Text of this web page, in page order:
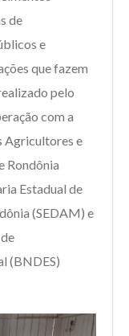
de
e
que fazem
pelo
com a
Agricultores e
Rondônia
Estadual de
(SEDAM) e
(BNDES)